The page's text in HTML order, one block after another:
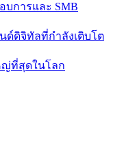
การและ SMB
ดิจิทัลที่กำลังเติบโต
ที่สุดในโลก